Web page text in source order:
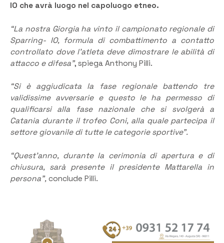
IO che avrà luogo nel capoluogo etneo.
“La nostra Giorgia ha vinto il campionato regionale di
Sparring- IO, formula di combattimento a contatto
controllato dove l’atleta deve dimostrare le abilità di
attacco e difesa”, spiega Anthony Pilli.
“Si è aggiudicata la fase regionale battendo tre
validissime avversarie e questo le ha permesso di
qualificarsi alla fase nazionale che si svolgerà a
Catania durante il trofeo Coni, alla quale partecipa il
settore giovanile di tutte le categorie sportive”.
“Quest’anno, durante la cerimonia di apertura e di
chiusura, sarà presente il presidente Mattarella in
persona”, conclude Pilli.